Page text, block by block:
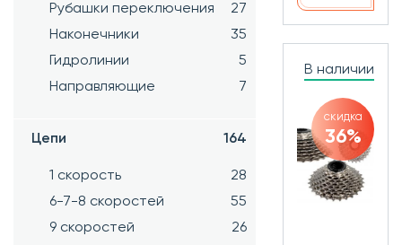
Рубашки переключения
27
Наконечники
35
Гидролинии
5
Направляющие
7
Цепи 164
1 скорость
28
6-7-8 скоростей
55
9 скоростей
26
В наличии
скидка
36%